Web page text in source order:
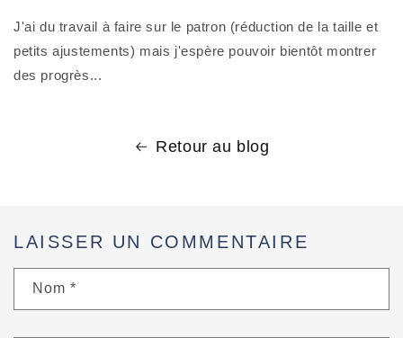
J'ai du travail à faire sur le patron (réduction de la taille et
petits ajustements) mais j'espère pouvoir bientôt montrer
des progrès...
Retour au blog
LAISSER UN COMMENTAIRE
Nom *